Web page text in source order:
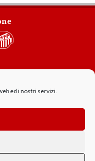
ed i nostri servizi.